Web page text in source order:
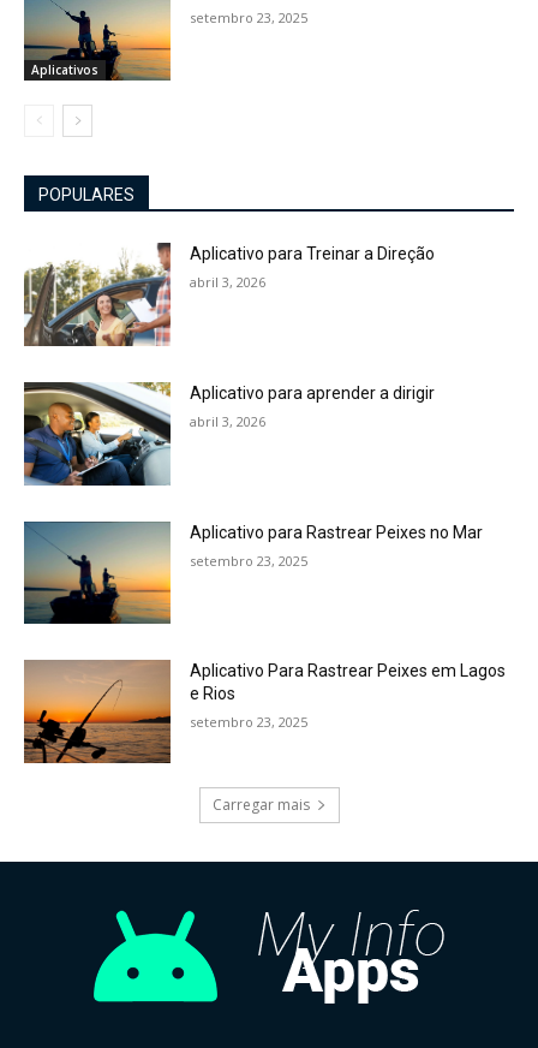
Aplicativos
setembro 23, 2025
POPULARES
Aplicativo para Treinar a Direção
abril 3, 2026
Aplicativo para aprender a dirigir
abril 3, 2026
Aplicativo para Rastrear Peixes no Mar
setembro 23, 2025
Aplicativo Para Rastrear Peixes em Lagos
e Rios
setembro 23, 2025
Carregar mais